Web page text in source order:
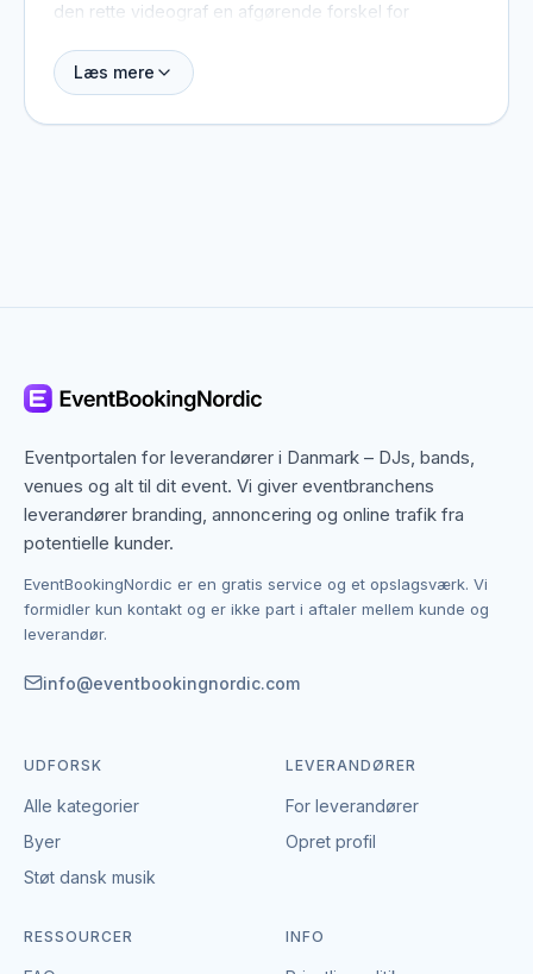
den rette videograf en afgørende forskel for
Her kan du finde og sammenligne videografer og få
Bryllupsvideografi er et særligt felt, der kræver
god bryllupsvideograf ved, hvornår man skal holde
Se altid eksempler på tidligere bryllupsfilm, inden du
vælger din videograf. Stil, tone og musikvalg siger
meget om, om videografen passer til jeres ønsker.
Erhvervsvideograf – professionel video til
din virksomhed
med erfaring inden for det relevante format – hvad
omsætte dine kommunikationsmål til et visuelt udtryk,
der fungerer på tværs af platforme.
Eventfilm og highlights
Læs mere
Eventportalen for leverandører i Danmark – DJs, bands,
venues og alt til dit event. Vi giver eventbranchens
leverandører branding, annoncering og online trafik fra
potentielle kunder.
EventBookingNordic er en gratis service og et opslagsværk. Vi
formidler kun kontakt og er ikke part i aftaler mellem kunde og
leverandør.
info@eventbookingnordic.com
UDFORSK
Alle kategorier
Byer
Støt dansk musik
LEVERANDØRER
For leverandører
Opret profil
RESSOURCER INFO